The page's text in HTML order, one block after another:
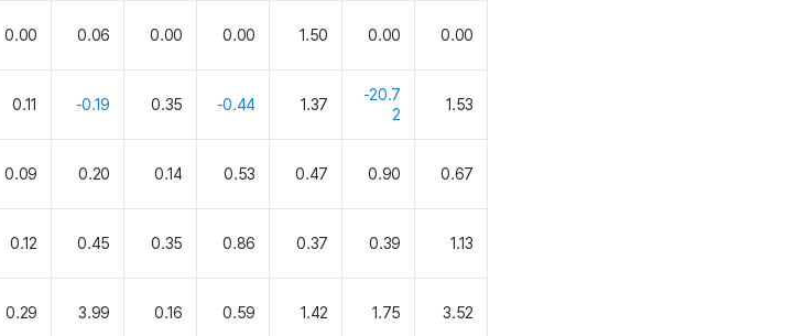
0.00 0.06 0.00 0.00 1.50 0.00 0.00
0.11 -0.19 0.35 -0.44 1.37
-20.7
2
1.53
0.09 0.20 0.14 0.53 0.47 0.90 0.67
0.12 0.45 0.35 0.86 0.37 0.39 1.13
0.29 3.99 0.16 0.59 1.42 1.75 3.52